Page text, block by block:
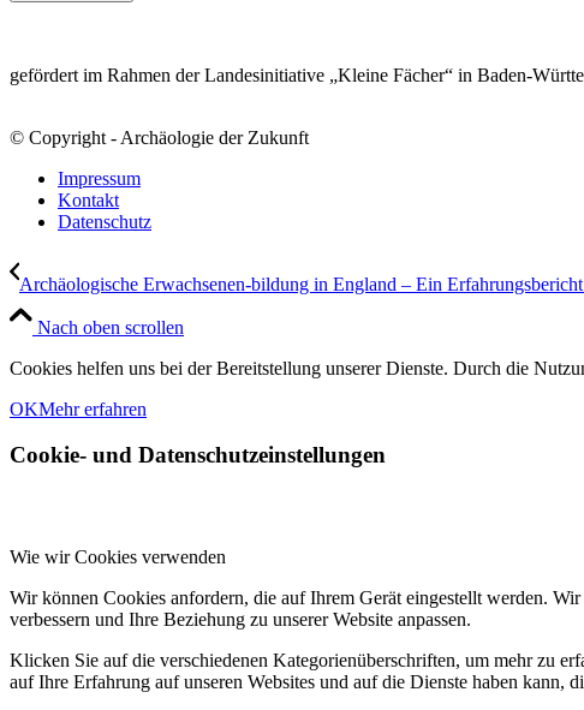
gefördert im Rahmen der Landesinitiative „Kleine Fächer“ in Baden-
© Copyright - Archäologie der Zukunft
Impressum
Kontakt
Datenschutz
Archäologische Erwachsenen-bildung in England – Ein Erfahrungsbericht
Nach oben scrollen
Cookies helfen uns bei der Bereitstellung unserer Dienste. Durch die
OKMehr erfahren
Cookie- und Datenschutzeinstellungen
Wie wir Cookies verwenden
Wir können Cookies anfordern, die auf Ihrem Gerät eingestellt werden.
verbessern und Ihre Beziehung zu unserer Website anpassen.
Klicken Sie auf die verschiedenen Kategorienüberschriften, um mehr zu
auf Ihre Erfahrung auf unseren Websites und auf die Dienste haben kann,